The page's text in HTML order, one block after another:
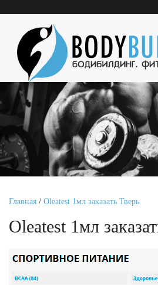
Главная / Oleatest 1мл заказать Тверь
Oleatest 1мл